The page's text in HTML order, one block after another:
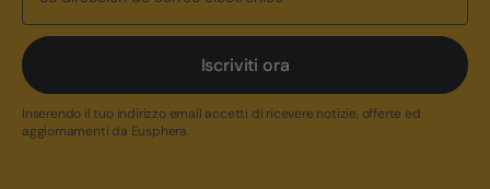
Iscriviti ora
Inserendo il tuo indirizzo email accetti di ricevere notizie, offerte ed
aggiornamenti da Eusphera.